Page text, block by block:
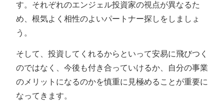
す。それぞれのエンジェル投資家の視点が異なるた
め、根気よく相性のよいパートナー探しをしましょ
う。
そして、投資してくれるからといって安易に飛びつく
のではなく、今後も付き合っていけるか、自分の事業
のメリットになるのかを慎重に見極めることが重要に
なってきます。